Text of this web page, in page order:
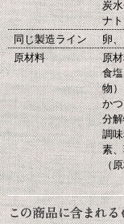
炭
ナ
同じ製造ライン
卵
原材料
原
食
物
か
分
調
素
（